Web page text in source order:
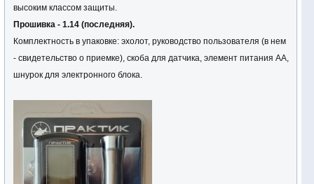
высоким классом защиты.
Прошивка - 1.14 (последняя).
Комплектность в упаковке: эхолот, руководство пользователя (в нем
- свидетельство о приемке), скоба для датчика, элемент питания АА,
шнурок для электронного блока.